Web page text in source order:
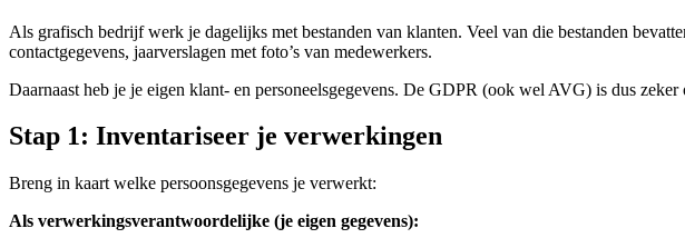
Als grafisch bedrijf werk je dagelijks met bestanden van klanten. Veel van die bestanden
contactgegevens, jaarverslagen met foto’s van medewerkers.
Daarnaast heb je je eigen klant- en personeelsgegevens. De GDPR (ook wel AVG) is dus zeker
Stap 1: Inventariseer je verwerkingen
Breng in kaart welke persoonsgegevens je verwerkt:
Als verwerkingsverantwoordelijke (je eigen gegevens):